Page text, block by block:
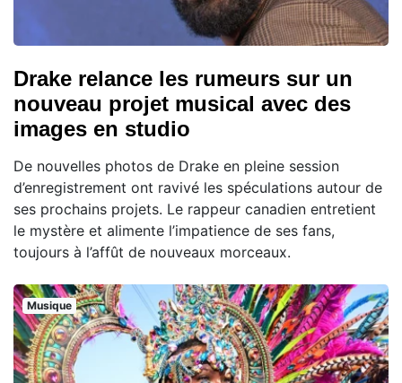
Drake relance les rumeurs sur un
nouveau projet musical avec des
images en studio
De nouvelles photos de Drake en pleine session
d’enregistrement ont ravivé les spéculations autour de
ses prochains projets. Le rappeur canadien entretient
le mystère et alimente l’impatience de ses fans,
toujours à l’affût de nouveaux morceaux.
Musique